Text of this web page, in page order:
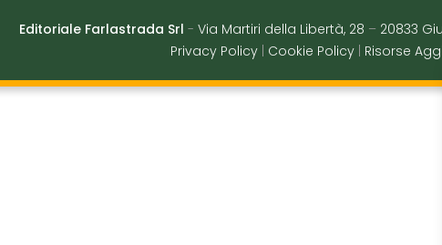
Editoriale Farlastrada Srl - Via Martiri della Libertà, 28 – 20833
Privacy Policy
Cookie Policy Risorse